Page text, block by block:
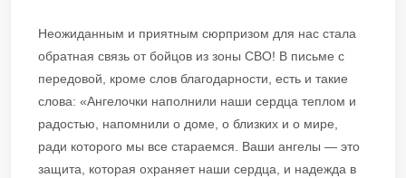
Неожиданным и приятным сюрпризом для нас стала
обратная связь от бойцов из зоны СВО! В письме с
передовой, кроме слов благодарности, есть и такие
слова: «Ангелочки наполнили наши сердца теплом и
радостью, напомнили о доме, о близких и о мире,
ради которого мы все стараемся. Ваши ангелы — это
защита, которая охраняет наши сердца, и надежда в